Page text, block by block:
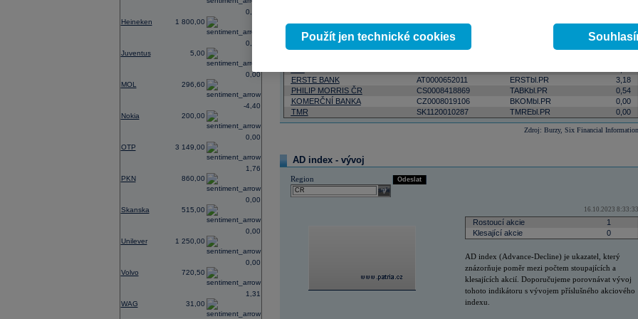
Heineken 1 800,00
0,00
Juventus 5,00
0,00
MOL 296,60
0,00
Nokia 200,00
-4,40
OTP 3 149,00
0,00
PKN 860,00
1,76
Skanska 515,00
0,00
Unilever 1 250,00
0,00
Volvo 720,50
0,00
WAG 31,00
1,31
06.08.2026 0:00:00
Název ISIN
ERSTE BANK
AT0000652011 ERSTbl.PR
3,18
PHILIP MORRIS ČR
CS0008418869 TABKbl.PR
0,54
KOMERČNÍ BANKA
CZ0008019106 BKOMbl.PR
0,00
TMR
SK1120010287 TMREbl.PR 0,00
Zdroj: Burzy, Six Financial Information
AD index - vývoj
Region
select
Odeslat
16.10.2023 8:33:33
Rostoucí akcie
1
Klesající akcie
0
AD index (Advance-Decline) je ukazatel, který
znázorňuje poměr mezi počtem stoupajících a
klesajících akcií. Doporučujeme porovnávat vývoj
tohoto indikátoru s vývojem příslušného akciového
indexu.
Použít jen technické cookies